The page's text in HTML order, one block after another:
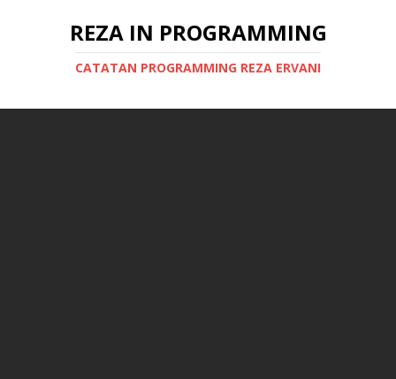
REZA IN PROGRAMMING
CATATAN PROGRAMMING REZA ERVANI